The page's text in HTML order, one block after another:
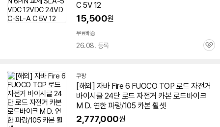
C 5V 12
15,500원
무료배송
26.08. 등록
관
쿠팡
[해외] 자바 Fire 6 FUOCO TOP 로드 자전거
바이시클 24단 로드 자전거 카본 로드바이크
M D. 연한 파랑/105 카본 휠셋
2,777,000원